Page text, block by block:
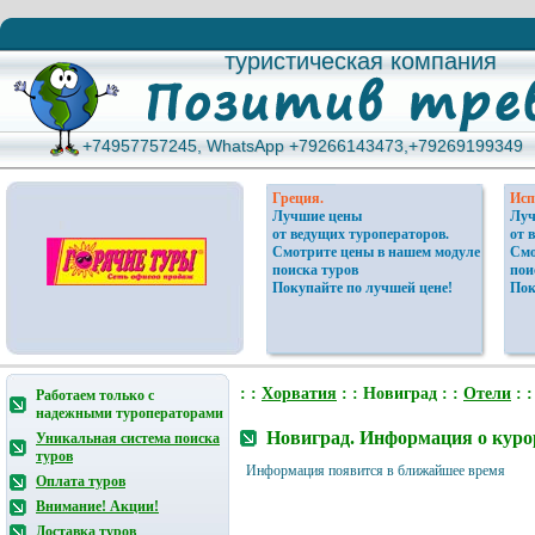
туристическая компания
туристическая компания
+74957757245, WhatsApp +79266143473,+79269199349
+74957757245, WhatsApp +79266143473,+79269199349
Греция.
Лучшие цены
от ведущих туроператоров.
Смотрите цены в нашем модуле
поиска туров
Покупайте по лучшей цене!
от
Работаем только с
надежными туроператорами
Уникальная система поиска
туров
Оплата туров
Внимание! Акции!
Доставка туров
: : Хорватия : : Новиград : : Отели :
Новиград. Информация о
Информация появится в ближайшее время